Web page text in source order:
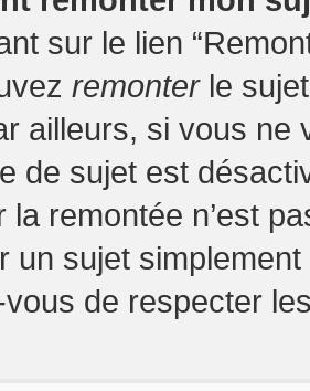
sur le lien
remonterle
ailleurs, si vous ne
de sujet est
la remontée n’est
un sujet
de respecter